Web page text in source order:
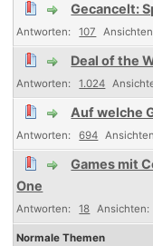
Gecancelt:
107
Deal of the
1.024
Auf welche
694
Games mit
One
18
Normale Themen